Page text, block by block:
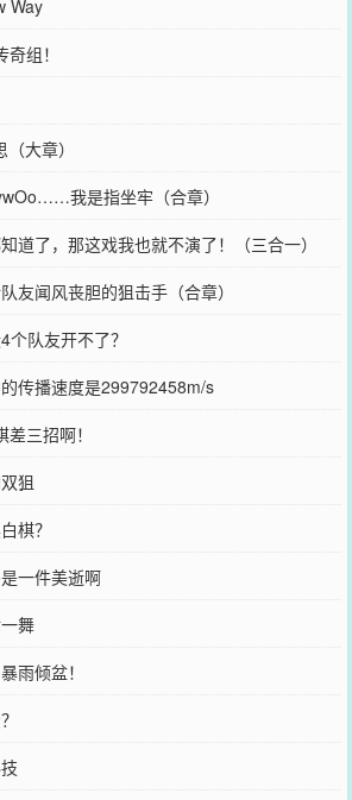
Way
组！
大章）
我是指坐牢（合章）
道了，那这戏我也就不演了！（三合一）
友闻风丧胆的狙击手（合章）
队友开不了？
传播速度是299792458m/s
三招啊！
狙
棋？
一件美逝啊
舞
雨倾盆！